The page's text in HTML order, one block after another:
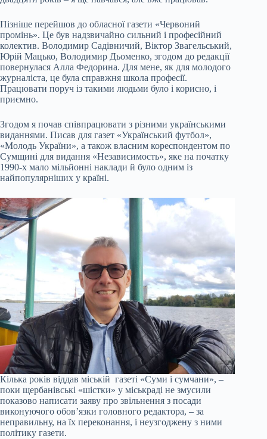
Пізніше перейшов до обласної газети «Червоний
промінь». Це був надзвичайно сильний і професійний
колектив. Володимир Садівничий, Віктор Звагельський,
Юрій Мацько, Володимир Дьоменко, згодом до редакції
повернулася Алла Федорина. Для мене, як для молодого
журналіста, це була справжня школа професії.
Працювати поруч із такими людьми було і корисно, і
приємно.
Згодом я почав співпрацювати з різними українськими
виданнями. Писав для газет «Український футбол»,
«Молодь України», а також власним кореспондентом по
Сумщині для видання «Независимость», яке на початку
1990-х мало мільйонні наклади й було одним із
найпопулярніших у країні.
Кілька років віддав міській газеті «Суми і сумчани», –
поки щербанівські «шістки» у міськраді не змусили
показово написати заяву про звільнення з посади
виконуючого обов’язки головного редактора, – за
неправильну, на їх переконання, і неузгоджену з ними
політику газети.